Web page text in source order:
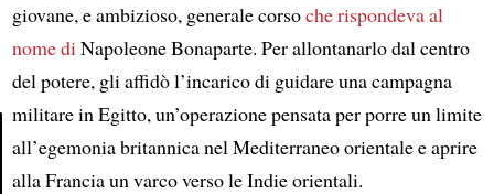
Article
giovane, e ambizioso, generale corsoche rispondeva al
nome diNapoleone Bonaparte. Per allontanarlo dal centro
del potere, gli affidò l’incarico di guidare una campagna
militare in Egitto, un’operazione pensata per porre un limite
all’egemonia britannica nel Mediterraneo orientale e aprire
alla Francia un varco verso le Indie orientali.